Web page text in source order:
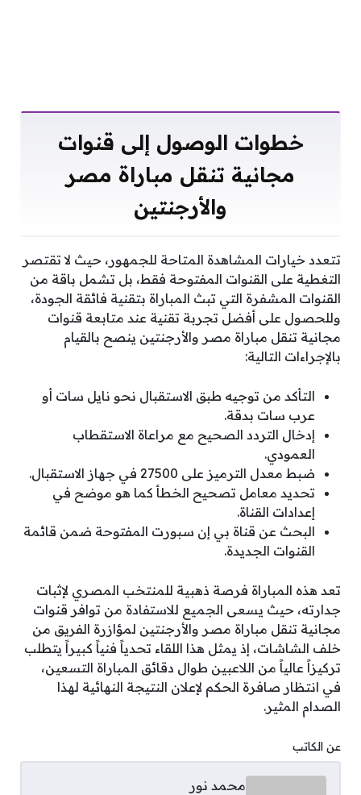
خطوات الوصول إلى قنوات
مجانية تنقل مباراة مصر
والأرجنتين
تتعدد خيارات المشاهدة المتاحة للجمهور، حيث لا تقتصر
التغطية على القنوات المفتوحة فقط، بل تشمل باقة من
القنوات المشفرة التي تبث المباراة بتقنية فائقة الجودة،
وللحصول على أفضل تجربة تقنية عند متابعة قنوات
مجانية تنقل مباراة مصر والأرجنتين ينصح بالقيام
بالإجراءات التالية:
التأكد من توجيه طبق الاستقبال نحو نايل سات أو
عرب سات بدقة.
إدخال التردد الصحيح مع مراعاة الاستقطاب
العمودي.
ضبط معدل الترميز على 27500 في جهاز الاستقبال.
تحديد معامل تصحيح الخطأ كما هو موضح في
إعدادات القناة.
البحث عن قناة بي إن سبورت المفتوحة ضمن قائمة
القنوات الجديدة.
تعد هذه المباراة فرصة ذهبية للمنتخب المصري لإثبات
جدارته، حيث يسعى الجميع للاستفادة من توافر قنوات
مجانية تنقل مباراة مصر والأرجنتين لمؤازرة الفريق من
خلف الشاشات، إذ يمثل هذا اللقاء تحدياً فنياً كبيراً يتطلب
تركيزاً عالياً من اللاعبين طوال دقائق المباراة التسعين،
في انتظار صافرة الحكم لإعلان النتيجة النهائية لهذا
الصدام المثير.
عن الكاتب
محمد نور